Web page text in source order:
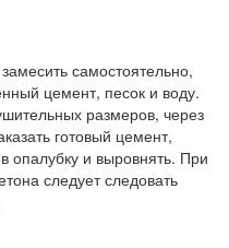
самостоятельно,
цемент, песок и воду.
размеров, через
готовый цемент,
опалубку и выровнять. При
следует следовать